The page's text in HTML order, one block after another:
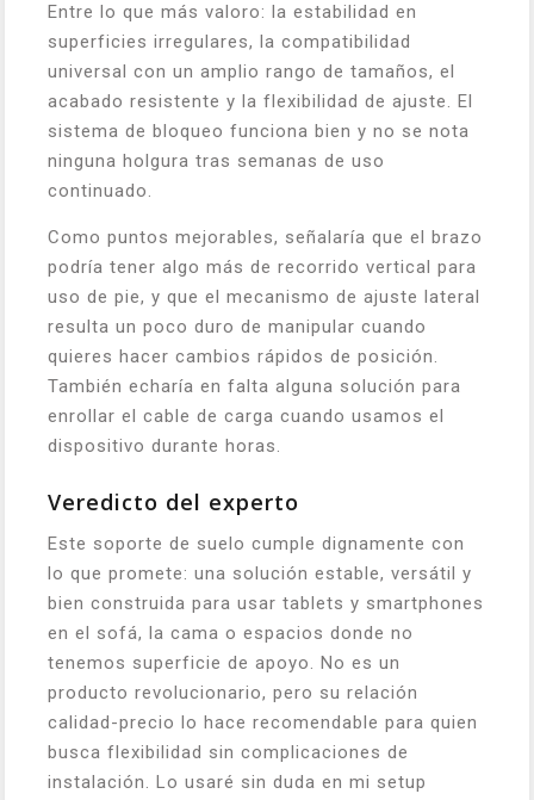
Entre lo que más valoro: la estabilidad en
superficies irregulares, la compatibilidad
universal con un amplio rango de tamaños, el
acabado resistente y la flexibilidad de ajuste. El
sistema de bloqueo funciona bien y no se nota
ninguna holgura tras semanas de uso
continuado.
Como puntos mejorables, señalaría que el brazo
podría tener algo más de recorrido vertical para
uso de pie, y que el mecanismo de ajuste lateral
resulta un poco duro de manipular cuando
quieres hacer cambios rápidos de posición.
También echaría en falta alguna solución para
enrollar el cable de carga cuando usamos el
dispositivo durante horas.
Veredicto del experto
Este soporte de suelo cumple dignamente con
lo que promete: una solución estable, versátil y
bien construida para usar tablets y smartphones
en el sofá, la cama o espacios donde no
tenemos superficie de apoyo. No es un
producto revolucionario, pero su relación
calidad-precio lo hace recomendable para quien
busca flexibilidad sin complicaciones de
instalación. Lo usaré sin duda en mi setup